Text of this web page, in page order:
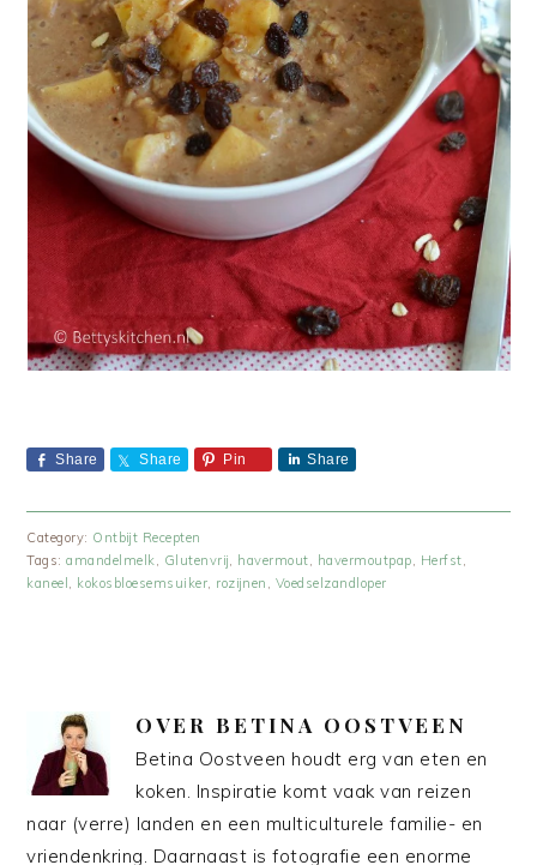
Share Share Pin Share
Category: Ontbijt Recepten
Tags:amandelmelk, Glutenvrij, havermout, havermoutpap, Herfst,
kaneel , kokosbloesemsuiker, rozijnen , Voedselzandloper
OVER BETINA OOSTVEEN
Betina Oostveen houdt erg van eten en
koken. Inspiratie komt vaak van reizen
naar (verre) landen en een multiculturele familie- en
vriendenkring. Daarnaast is fotografie een enorme